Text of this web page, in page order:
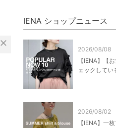
close
IENA ショップニュース
2026/08/08
【IENA】【
ェックしてい
2026/08/02
【IENA】一